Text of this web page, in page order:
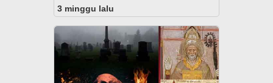
3 minggu lalu